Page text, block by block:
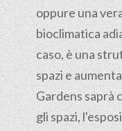
oppure una
bioclimatica
caso, è una
spazi e
Gardens saprà
gli spazi,